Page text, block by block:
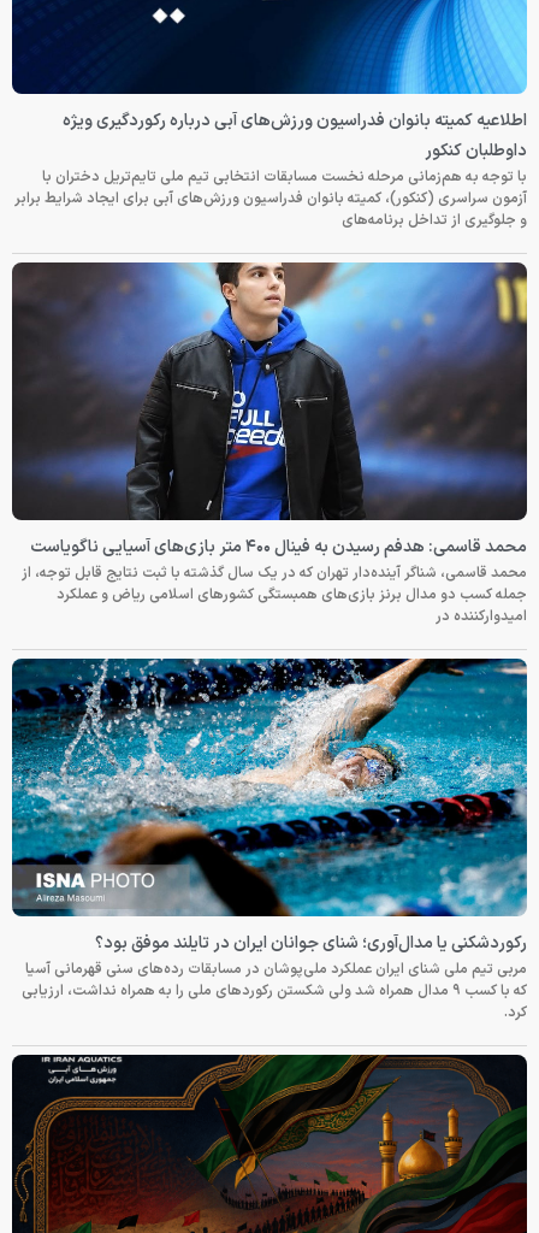
اطلاعیه کمیته بانوان فدراسیون ورزش‌های آبی درباره رکوردگیری ویژه
داوطلبان کنکور
با توجه به هم‌زمانی مرحله نخست مسابقات انتخابی تیم ملی تایم‌تریل دختران با
آزمون سراسری (کنکور)، کمیته بانوان فدراسیون ورزش‌های آبی برای ایجاد شرایط برابر
و جلوگیری از تداخل برنامه‌های
محمد قاسمی: هدفم رسیدن به فینال ۴۰۰ متر بازی‌های آسیایی ناگویاست
محمد قاسمی، شناگر آینده‌دار تهران که در یک سال گذشته با ثبت نتایج قابل توجه، از
جمله کسب دو مدال برنز بازی‌های همبستگی کشورهای اسلامی ریاض و عملکرد
امیدوارکننده در
رکوردشکنی یا مدال‌آوری؛ شنای جوانان ایران در تایلند موفق بود؟
مربی تیم ملی شنای ایران عملکرد ملی‌پوشان در مسابقات رده‌های سنی قهرمانی آسیا
که با کسب ۹ مدال همراه شد ولی شکستن رکوردهای ملی را به همراه نداشت، ارزیابی
کرد.